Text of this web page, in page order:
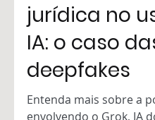
jurídica no
IA: o caso das
deepfakes